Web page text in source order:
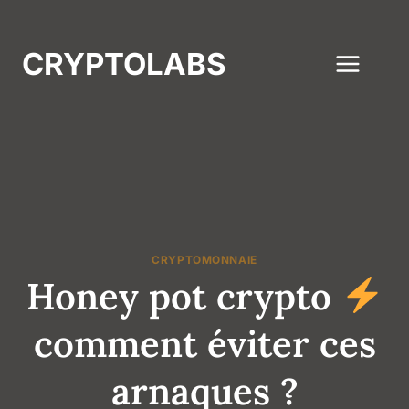
contenu
CRYPTOLABS
CRYPTOMONNAIE
Honey pot crypto
comment éviter ces
arnaques ?